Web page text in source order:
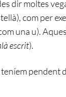
dir moltes
com per
una u).
escrit).
pendent